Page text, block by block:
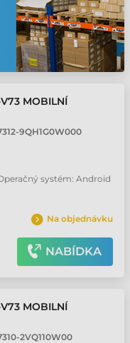
MOBILNÍ
9QH1G0W000
systém: Android
Na objednávku
NABÍDKA
MOBILNÍ
2VQ110W00